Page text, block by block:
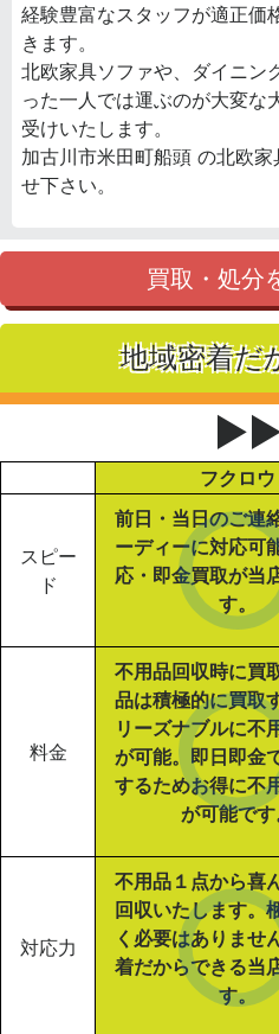
経験豊富なスタッフが適正価
きます。
北欧家具ソファや、ダイニン
った一人では運ぶのが大変な
受けいたします。
加古川市米田町船頭 の北欧
せ下さい。
買取・処分
地域密着だ
フクロウ
スピー
ド
前日・当日のご連
ーディーに対応可
応・即金買取が当
す。
料金
不用品回収時に買
品は積極的に買取
リーズナブルに不
が可能。即日即金
するためお得に不
が可能です
対応力
不用品１点から喜
回収いたします。
く必要はありませ
着だからできる当
す。